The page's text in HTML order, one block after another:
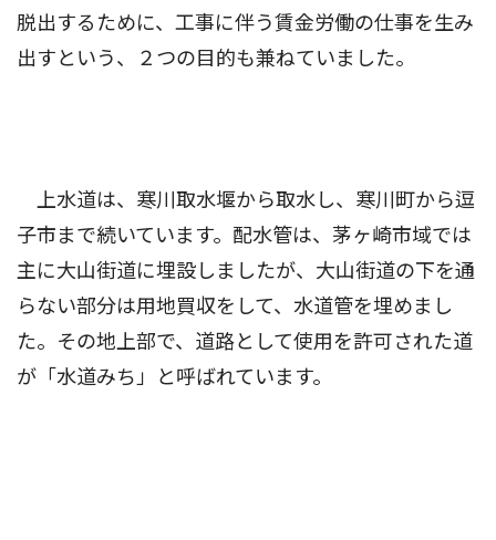
脱出するために、工事に伴う賃金労働の仕事を生み
出すという、２つの目的も兼ねていました。
上水道は、寒川取水堰から取水し、寒川町から逗
子市まで続いています。配水管は、茅ヶ崎市域では
主に大山街道に埋設しましたが、大山街道の下を通
らない部分は用地買収をして、水道管を埋めまし
た。その地上部で、道路として使用を許可された道
が「水道みち」と呼ばれています。